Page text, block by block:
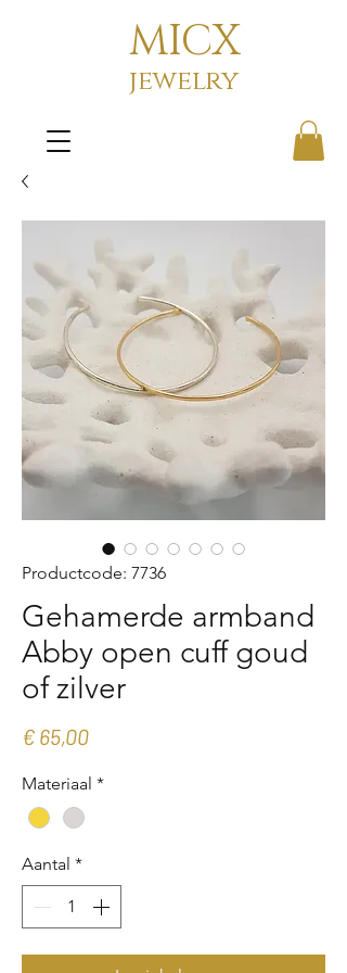
MICX
jewelry
Productcode: 7736
Gehamerde armband
Abby open cuff goud
of zilver
€ 65,00Prijs
Materiaal *
Aantal *